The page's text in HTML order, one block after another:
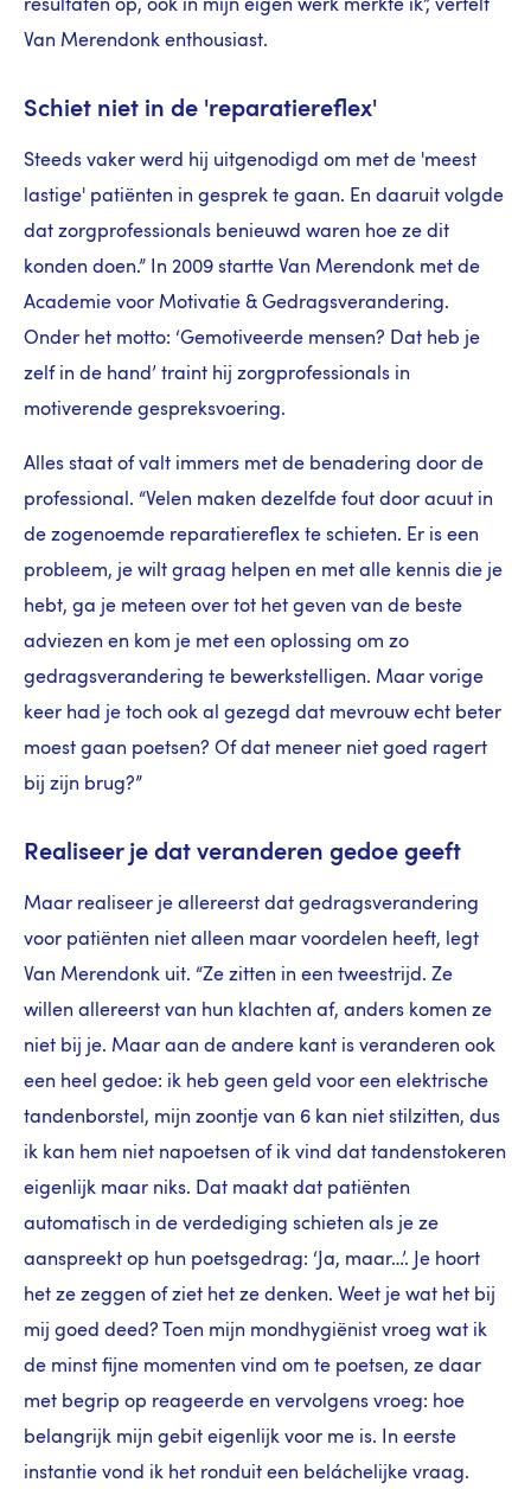
resultaten op, ook in mijn eigen werk merkte ik”, vertelt
Van Merendonk enthousiast.
Schiet niet in de 'reparatiereflex'
Steeds vaker werd hij uitgenodigd om met de 'meest
lastige' patiënten in gesprek te gaan. En daaruit volgde
dat zorgprofessionals benieuwd waren hoe ze dit
konden doen.” In 2009 startte Van Merendonk met de
Academie voor Motivatie & Gedragsverandering.
Onder het motto: ‘Gemotiveerde mensen? Dat heb je
zelf in de hand’ traint hij zorgprofessionals in
motiverende gespreksvoering.
Alles staat of valt immers met de benadering door de
professional. “Velen maken dezelfde fout door acuut in
de zogenoemde reparatiereflex te schieten. Er is een
probleem, je wilt graag helpen en met alle kennis die je
hebt, ga je meteen over tot het geven van de beste
adviezen en kom je met een oplossing om zo
gedragsverandering te bewerkstelligen. Maar vorige
keer had je toch ook al gezegd dat mevrouw echt beter
moest gaan poetsen? Of dat meneer niet goed ragert
bij zijn brug?”
Realiseer je dat veranderen gedoe geeft
Maar realiseer je allereerst dat gedragsverandering
voor patiënten niet alleen maar voordelen heeft, legt
Van Merendonk uit. “Ze zitten in een tweestrijd. Ze
willen allereerst van hun klachten af, anders komen ze
niet bij je. Maar aan de andere kant is veranderen ook
een heel gedoe: ik heb geen geld voor een elektrische
tandenborstel, mijn zoontje van 6 kan niet stilzitten, dus
ik kan hem niet napoetsen of ik vind dat tandenstokeren
eigenlijk maar niks. Dat maakt dat patiënten
automatisch in de verdediging schieten als je ze
aanspreekt op hun poetsgedrag: ‘Ja, maar…’. Je hoort
het ze zeggen of ziet het ze denken. Weet je wat het bij
mij goed deed? Toen mijn mondhygiënist vroeg wat ik
de minst fijne momenten vind om te poetsen, ze daar
met begrip op reageerde en vervolgens vroeg: hoe
belangrijk mijn gebit eigenlijk voor me is. In eerste
instantie vond ik het ronduit een beláchelijke vraag.